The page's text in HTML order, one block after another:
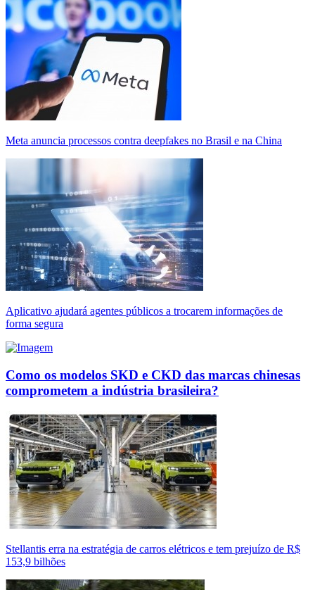
Meta anuncia processos contra deepfakes no Brasil e na China
Aplicativo ajudará agentes públicos a trocarem informações de
forma segura
Como os modelos SKD e CKD das marcas chinesas
comprometem a indústria brasileira?
Stellantis erra na estratégia de carros elétricos e tem prejuízo de R$
153,9 bilhões